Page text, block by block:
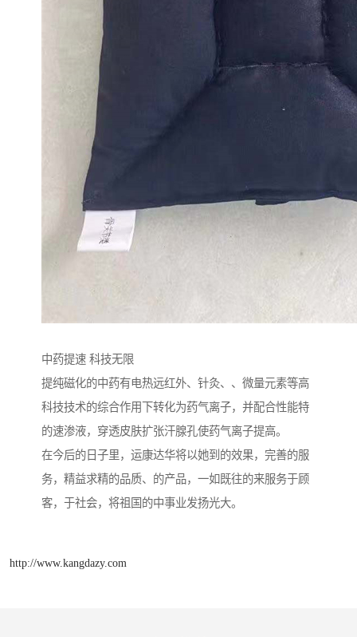
中药提速 科技无限
提纯磁化的中药有电热远红外、针灸、、微量元素等高
科技技术的综合作用下转化为药气离子，并配合性能特
的速渗液，穿透皮肤扩张汗腺孔使药气离子提高。
在今后的日子里，运康达华将以她到的效果，完善的服
务，精益求精的品质、的产品，一如既往的来服务于顾
客，于社会，将祖国的中事业发扬光大。
http://www.kangdazy.com